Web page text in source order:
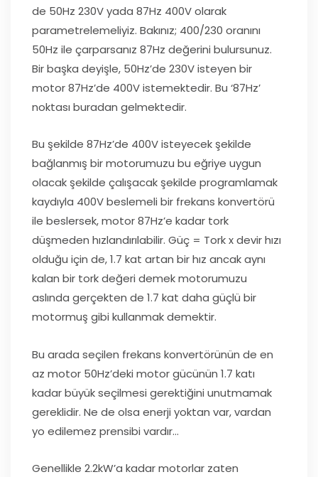
de 50Hz 230V yada 87Hz 400V olarak
parametrelemeliyiz. Bakınız; 400/230 oranını
50Hz ile çarparsanız 87Hz değerini bulursunuz.
Bir başka deyişle, 50Hz’de 230V isteyen bir
motor 87Hz’de 400V istemektedir. Bu ‘87Hz’
noktası buradan gelmektedir.
Bu şekilde 87Hz’de 400V isteyecek şekilde
bağlanmış bir motorumuzu bu eğriye uygun
olacak şekilde çalışacak şekilde programlamak
kaydıyla 400V beslemeli bir frekans konvertörü
ile beslersek, motor 87Hz’e kadar tork
düşmeden hızlandırılabilir. Güç = Tork x devir hızı
olduğu için de, 1.7 kat artan bir hız ancak aynı
kalan bir tork değeri demek motorumuzu
aslında gerçekten de 1.7 kat daha güçlü bir
motormuş gibi kullanmak demektir.
Bu arada seçilen frekans konvertörünün de en
az motor 50Hz’deki motor gücünün 1.7 katı
kadar büyük seçilmesi gerektiğini unutmamak
gereklidir. Ne de olsa enerji yoktan var, vardan
yo edilemez prensibi vardır…
Genellikle 2.2kW’a kadar motorlar zaten